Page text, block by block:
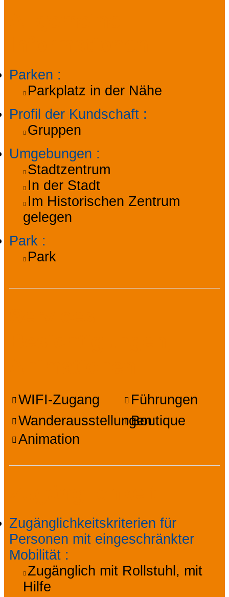
Parken :
Parkplatz in der Nähe
Profil der Kundschaft :
Gruppen
Umgebungen :
Stadtzentrum
In der Stadt
Im Historischen Zentrum
gelegen
Park :
Park
WIFI-Zugang
Wanderausstellungen
Animation
Führungen
Boutique
Zugänglichkeitskriterien für
Personen mit eingeschränkter
Mobilität :
Zugänglich mit Rollstuhl, mit
Hilfe